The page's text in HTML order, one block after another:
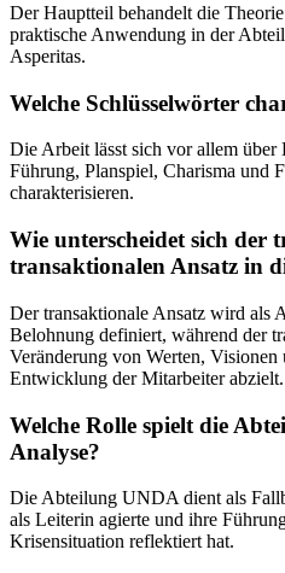
Der Hauptteil behandelt die
praktische Anwendung in der
Asperitas.
Welche Schlüsselwörter
Die Arbeit lässt sich vor allem
Führung, Planspiel, Charisma und
charakterisieren.
Wie unterscheidet sich der
transaktionalen Ansatz in
Der transaktionale Ansatz wird als
Belohnung definiert, während der
Veränderung von Werten, Visionen
Entwicklung der Mitarbeiter abzielt.
Welche Rolle spielt die
Analyse?
Die Abteilung UNDA dient als
als Leiterin agierte und ihre
Krisensituation reflektiert hat.